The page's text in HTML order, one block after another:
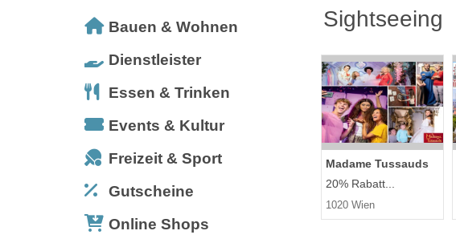
Bauen & Wohnen
Dienstleister
Essen & Trinken
Events & Kultur
Freizeit & Sport
Gutscheine
Online Shops
Sightseeing
Madame Tussauds
20% Rabatt...
1020 Wien